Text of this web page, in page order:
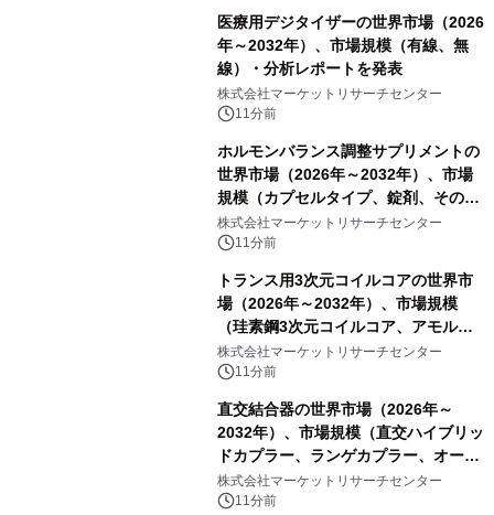
医療用デジタイザーの世界市場（2026
年～2032年）、市場規模（有線、無
線）・分析レポートを発表
株式会社マーケットリサーチセンター
11分前
ホルモンバランス調整サプリメントの
世界市場（2026年～2032年）、市場
規模（カプセルタイプ、錠剤、その
他）・分析レポートを発表
株式会社マーケットリサーチセンター
11分前
トランス用3次元コイルコアの世界市
場（2026年～2032年）、市場規模
（珪素鋼3次元コイルコア、アモルフ
ァス合金3次元コイルコア）・分析レ
ポートを発表
株式会社マーケットリサーチセンター
11分前
直交結合器の世界市場（2026年～
2032年）、市場規模（直交ハイブリッ
ドカプラー、ランゲカプラー、オーバ
ーレイカプラー、その他）・分析レポ
ートを発表
株式会社マーケットリサーチセンター
11分前